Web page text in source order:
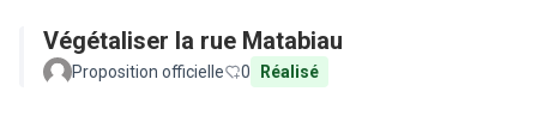
Végétaliser la rue Matabiau
Proposition officielle 0 Réalisé